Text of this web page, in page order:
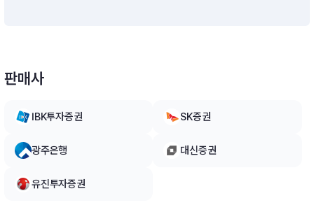
의 투자는 투자신탁재산의 10%이하 범위내에서 운용할 계획입
판단하는 경우에는 투자신탁 자산총액의 40%이하의 범위내에
서 10%를 초과할 수 있습니다.비교지수 : [(KOSPI × 27%) +
(KOBI120국공채 × 73%)][모투자신탁의 투자전략]채권, 주식,
자산유동화증권 및 어음(기업어음증권에 한한다)에의 투자는 5
이 높을 것으로 기대되는 주식들 중에서 Bottom-up방식으로 투
판매사
IBK투자증권 SK증권
광주은행 대신증권
유진투자증권